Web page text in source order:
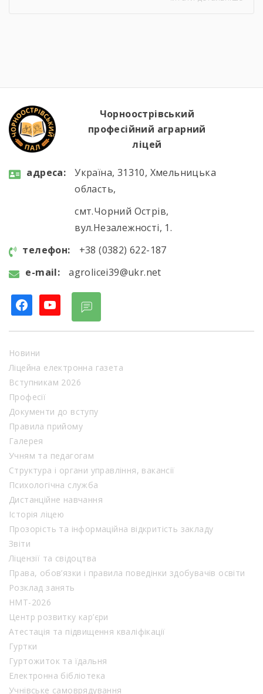
аграрним виробництвом. Під час екскурсії
зерносховище, машинно-тракторний парк,
ферму великої рогатої […]
Чорноострівський
професійний аграрний
ліцей
aдресa:
Україна, 31310, Хмельницька
область,
смт.Чорний Острів,
вул.Незалежності, 1.
телефон:
+38 (0382) 622-187
e-mail:
agrolicei39@ukr.net
facebookyoutube
Новини
Ліцейна електронна газета
Вступникам 2026
Професії
Документи до вступу
Правила прийому
Галерея
Учням та педагогам
Структура і органи управління, вакансії
Психологічна служба
Дистанційне навчання
Історія ліцею
Прозорість та інформаційна відкритість закладу
Звіти
Ліцензії та свідоцтва
Права, обов’язки і правила поведінки здобувачів освіти
Розклад занять
НМТ-2026
Центр розвитку кар’єри
Атестація та підвищення кваліфікації
Гуртки
Гуртожиток та їдальня
Електронна бібліотека
Учнівське самоврядування